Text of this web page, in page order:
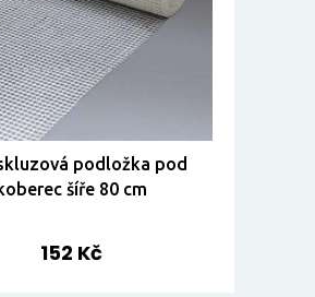
podložka pod
koberec šíře 80 cm
152 Kč